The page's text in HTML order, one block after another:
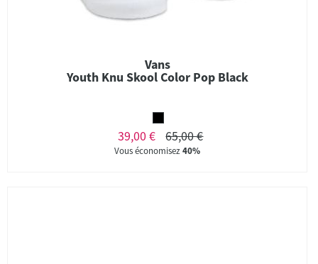
Vans
Youth Knu Skool Color Pop Black
39,00 € 65,00 €
Vous économisez40%